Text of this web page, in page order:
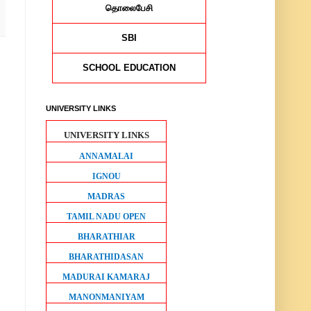
தொலைபேசி
SBI
SCHOOL EDUCATION
UNIVERSITY LINKS
UNIVERSITY LINKS
ANNAMALAI
IGNOU
MADRAS
TAMIL NADU OPEN
BHARATHIAR
BHARATHIDASAN
MADURAI KAMARAJ
MANONMANIYAM